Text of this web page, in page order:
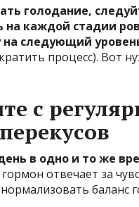
голодание,
на каждой стадии
на следующий
процесс). Вот
с
в одно и то же
отвечает за
баланс